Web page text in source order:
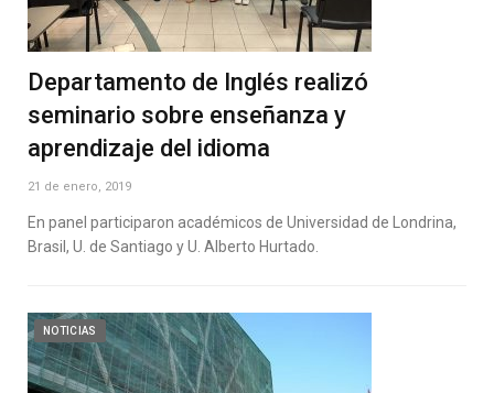
Departamento de Inglés realizó
seminario sobre enseñanza y
aprendizaje del idioma
21 de enero, 2019
En panel participaron académicos de Universidad de Londrina,
Brasil, U. de Santiago y U. Alberto Hurtado.
NOTICIAS